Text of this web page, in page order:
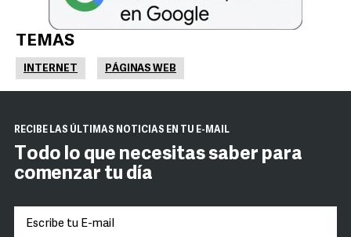
TEMAS
INTERNET PÁGINAS WEB
RECIBE LAS ÚLTIMAS NOTICIAS EN TU E-MAIL
Todo lo que necesitas saber para
comenzar tu día